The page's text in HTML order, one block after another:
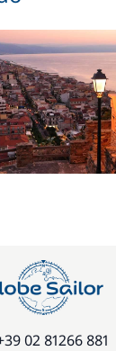
02 81266 881